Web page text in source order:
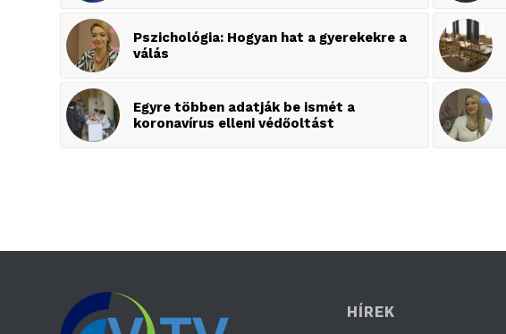
Pszichológia: Hogyan hat a gyerekekre a
válás
Egyre többen adatják be ismét a
koronavírus elleni védőoltást
HÍREK